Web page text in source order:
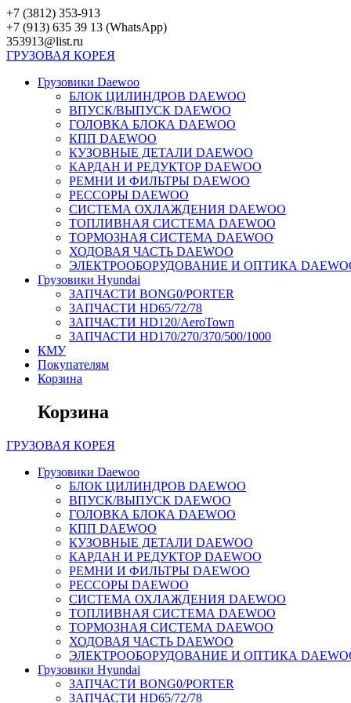
Перейти
к
контенту
+7 (3812) 353-913
+7 (913) 635 39 13 (WhatsApp)
353913@list.ru
ГРУЗОВАЯ КОРЕЯ
Грузовики Daewoo
БЛОК ЦИЛИНДРОВ DAEWOO
ВПУСК/ВЫПУСК DAEWOO
ГОЛОВКА БЛОКА DAEWOO
КПП DAEWOO
КУЗОВНЫЕ ДЕТАЛИ DAEWOO
КАРДАН И РЕДУКТОР DAEWOO
РЕМНИ И ФИЛЬТРЫ DAEWOO
РЕССОРЫ DAEWOO
СИСТЕМА ОХЛАЖДЕНИЯ DAEWOO
ТОПЛИВНАЯ СИСТЕМА DAEWOO
ТОРМОЗНАЯ СИСТЕМА DAEWOO
ХОДОВАЯ ЧАСТЬ DAEWOO
ЭЛЕКТРООБОРУДОВАНИЕ И ОПТИКА
Грузовики Hyundai
ЗАПЧАСТИ BONG0/PORTER
ЗАПЧАСТИ HD65/72/78
ЗАПЧАСТИ HD120/AeroTown
ЗАПЧАСТИ HD170/270/370/500/1000
КМУ
Покупателям
Корзина
Корзина
ГРУЗОВАЯ КОРЕЯ
Грузовики Daewoo
БЛОК ЦИЛИНДРОВ DAEWOO
ВПУСК/ВЫПУСК DAEWOO
ГОЛОВКА БЛОКА DAEWOO
КПП DAEWOO
КУЗОВНЫЕ ДЕТАЛИ DAEWOO
КАРДАН И РЕДУКТОР DAEWOO
РЕМНИ И ФИЛЬТРЫ DAEWOO
РЕССОРЫ DAEWOO
СИСТЕМА ОХЛАЖДЕНИЯ DAEWOO
ТОПЛИВНАЯ СИСТЕМА DAEWOO
ТОРМОЗНАЯ СИСТЕМА DAEWOO
ХОДОВАЯ ЧАСТЬ DAEWOO
ЭЛЕКТРООБОРУДОВАНИЕ И ОПТИКА
Грузовики Hyundai
ЗАПЧАСТИ BONG0/PORTER
ЗАПЧАСТИ HD65/72/78